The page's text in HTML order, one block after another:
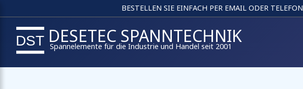
BESTELLEN SIE EINFACH PER EMAIL ODER TELEFON
DESETEC SPANNTECHNIK
Spannelemente für die Industrie und Handel seit 2001